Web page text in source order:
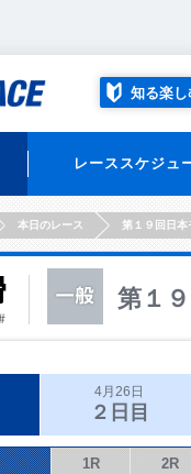
知る楽し
レーススケジュ
本日のレース 第１９回日本
第１
4月26日
２日目
1R 2R